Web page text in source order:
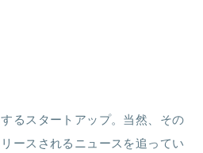
るスタートアップ。当然、その
ースされるニュースを追ってい